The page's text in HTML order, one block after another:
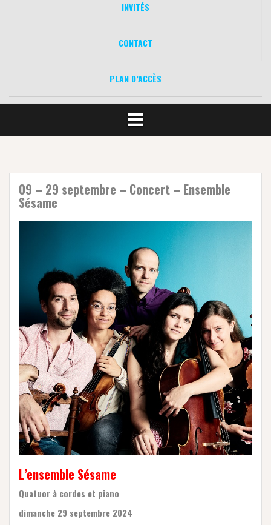
INVITÉS
CONTACT
PLAN D’ACCÈS
09 – 29 septembre – Concert – Ensemble
Sésame
L’ensemble Sésame
Quatuor à cordes et piano
dimanche 29 septembre 2024